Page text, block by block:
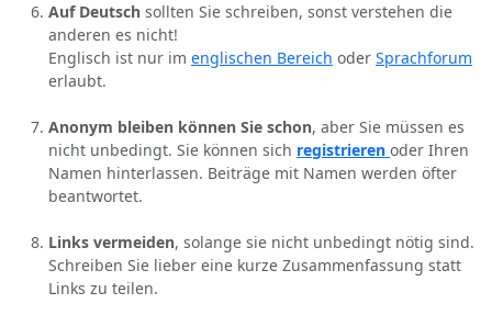
Auf Deutsch sollten Sie schreiben, sonst verstehen die
anderen es nicht!
Englisch ist nur im englischen Bereich oder Sprachforum
erlaubt.
Anonym bleiben können Sie schon, aber Sie müssen es
nicht unbedingt. Sie können sich registrieren oder Ihren
Namen hinterlassen. Beiträge mit Namen werden öfter
beantwortet.
Links vermeiden, solange sie nicht unbedingt nötig sind.
Schreiben Sie lieber eine kurze Zusammenfassung statt
Links zu teilen.